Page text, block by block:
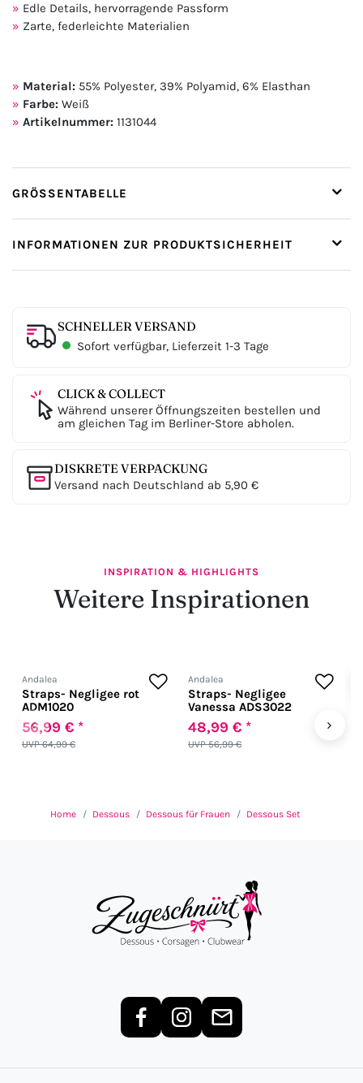
Edle Details, hervorragende Passform
Zarte, federleichte Materialien
Material: 55% Polyester, 39% Polyamid, 6% Elasthan
Farbe: Weiß
Artikelnummer: 1131044
GRÖSSENTABELLE
INFORMATIONEN ZUR PRODUKTSICHERHEIT
SCHNELLER VERSAND
Sofort verfügbar, Lieferzeit 1-3 Tage
CLICK & COLLECT
Während unserer Öffnungszeiten bestellen und
am gleichen Tag im Berliner-Store abholen.
DISKRETE VERPACKUNG
Versand nach Deutschland ab 5,90 €
INSPIRATION & HIGHLIGHTS
Weitere Inspirationen
‹
Andalea
Straps- Negligee rot
ADM1020
UVP 64,99 €
56,99 € *
Andalea
Straps- Negligee
Vanessa ADS3022
UVP 56,99 €
48,99 € * ›
Home Dessous Dessous für Frauen Dessous Set